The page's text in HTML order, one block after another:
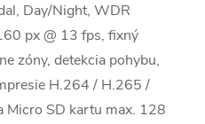
Day/Night, WDR
px @ 13 fps, fixný
zóny, detekcia pohybu,
H.264 / H.265 /
Micro SD kartu max. 128